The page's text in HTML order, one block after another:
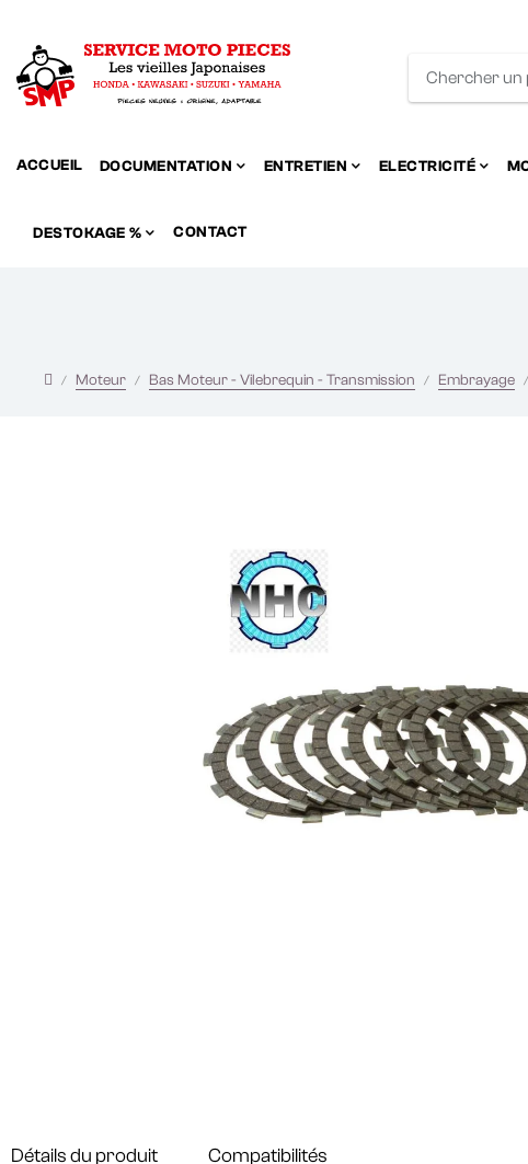
ACCUEIL DOCUMENTATION ENTRETIEN ELECTRICITÉ
DESTOKAGE % CONTACT
Moteur Bas Moteur - Vilebrequin - Transmission Embrayage
Détails du produit Compatibilités